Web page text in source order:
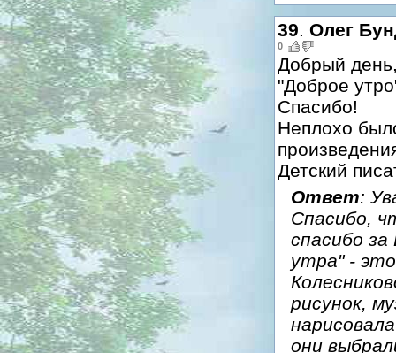
39. Олег
0
Добрый
"Доброе
Спасибо!
Неплохо
Детский
Ответ:
Спасибо,
спасибо
утра" -
рисунок,
они